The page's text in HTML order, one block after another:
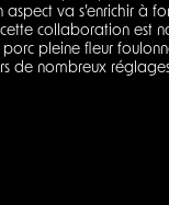
va s’enrichir à
collaboration est
pleine fleur
de nombreux